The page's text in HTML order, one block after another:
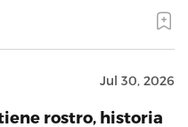
Jul 30, 2026
rostro, historia